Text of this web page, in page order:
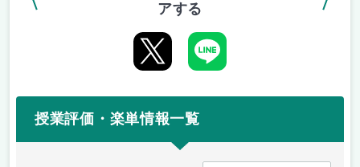
アする
授業評価・楽単情報一覧